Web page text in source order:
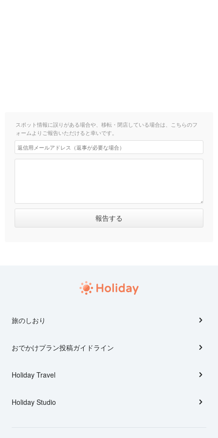
スポット情報に誤りがある場合や、移転・閉店している場合は、こちらのフ
ォームよりご報告いただけると幸いです。
旅のしおり
おでかけプラン投稿ガイドライン
Holiday Travel
Holiday Studio